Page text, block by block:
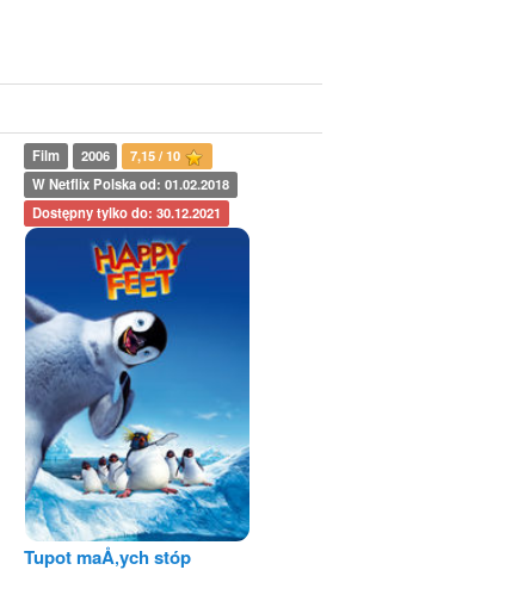
Film 2006
7,15 / 10
W Netflix Polska od: 01.02.2018
Dostępny tylko do: 30.12.2021
Tupot maÅ‚ych stóp